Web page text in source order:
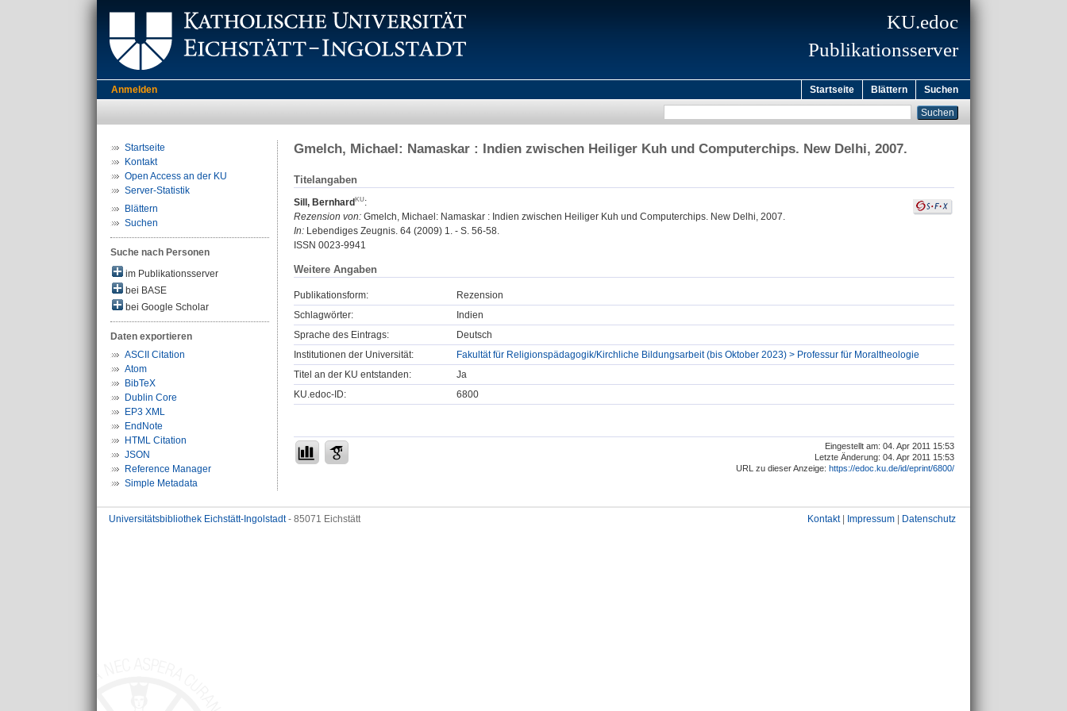
KU.edoc
Publikationsserver
Anmelden Startseite Blättern Suchen
Startseite
Kontakt
Open Access an der KU
Server-Statistik
Blättern
Suchen
Suche nach Personen
im Publikationsserver
bei BASE
bei Google Scholar
Daten exportieren
ASCII Citation
Atom
BibTeX
Dublin Core
EP3 XML
EndNote
HTML Citation
JSON
Reference Manager
Simple Metadata
Gmelch, Michael: Namaskar : Indien zwischen Heiliger Kuh und Computerchips. New Delhi, 2007.
Titelangaben
Sill, Bernhard
:
Rezension von: Gmelch, Michael: Namaskar : Indien zwischen Heiliger Kuh und Computerchips. New Delhi, 2007.
In: Lebendiges Zeugnis. 64 (2009) 1. - S. 56-58.
ISSN 0023-9941
Weitere Angaben
Publikationsform:
Rezension
Schlagwörter:
Indien
Sprache des Eintrags:
Deutsch
Institutionen der Universität:
Fakultät für Religionspädagogik/Kirchliche Bildungsarbeit (bis Oktober 2023) > Professur für Moraltheologie
Titel an der KU entstanden:
Ja
KU.edoc-ID:
6800
Eingestellt am: 04. Apr 2011 15:53
Letzte Änderung: 04. Apr 2011 15:53
URL zu dieser Anzeige: https://edoc.ku.de/id/eprint/6800/
Universitätsbibliothek Eichstätt-Ingolstadt- 85071 Eichstätt Kontakt| Impressum Datenschutz